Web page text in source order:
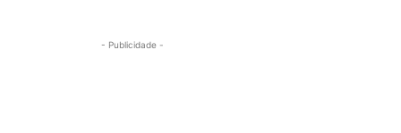
- Publicidade -